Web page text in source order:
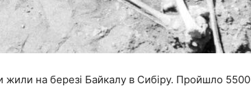
на березі Байкалу в Сибіру. Пройшло 5500